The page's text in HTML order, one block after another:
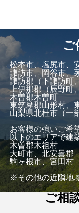
ご
松本市、塩尻市、
諏訪市、岡谷市、
諏訪郡（下諏訪町
上伊那郡（辰野町
木曽郡木曽町
東筑摩郡山形村、
山梨県北杜市（一
お客様の強いご希
以下のエリアで建
木曽郡木祖村
大町市、北安曇郡
駒ヶ根市、宮田村
※その他の近隣地
ご相